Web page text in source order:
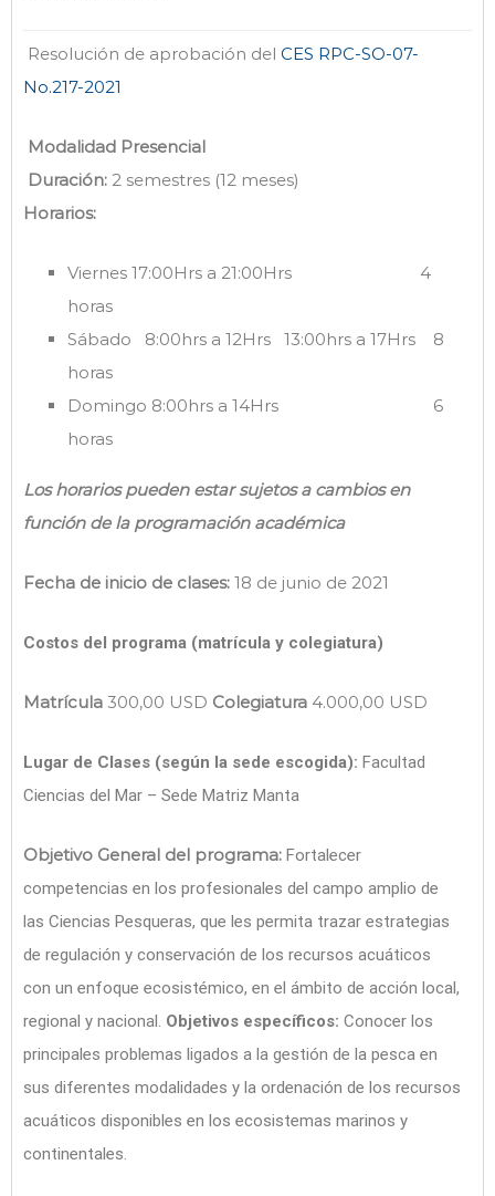
Resolución de aprobación del CES RPC-SO-07-
No.217-2021
Modalidad Presencial
Duración: 2 semestres (12 meses)
Horarios:
Viernes 17:00Hrs a 21:00Hrs 4
horas
Sábado 8:00hrs a 12Hrs 13:00hrs a 17Hrs 8
horas
Domingo 8:00hrs a 14Hrs 6
horas
Los horarios pueden estar sujetos a cambios en
función de la programación académica
Fecha de inicio de clases: 18 de junio de 2021
Costos del programa (matrícula y colegiatura)
Matrícula 300,00 USD Colegiatura 4.000,00 USD
Lugar de Clases (según la sede escogida): Facultad
Ciencias del Mar – Sede Matriz Manta
Objetivo General del programa: Fortalecer
competencias en los profesionales del campo amplio de
las Ciencias Pesqueras, que les permita trazar estrategias
de regulación y conservación de los recursos acuáticos
con un enfoque ecosistémico, en el ámbito de acción local,
regional y nacional. Objetivos específicos: Conocer los
principales problemas ligados a la gestión de la pesca en
sus diferentes modalidades y la ordenación de los recursos
acuáticos disponibles en los ecosistemas marinos y
continentales.